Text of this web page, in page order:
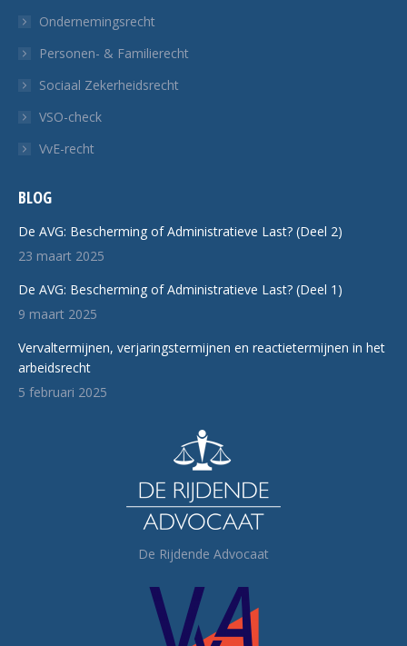
Ondernemingsrecht
Personen- & Familierecht
Sociaal Zekerheidsrecht
VSO-check
VvE-recht
BLOG
De AVG: Bescherming of Administratieve Last? (Deel 2)
23 maart 2025
De AVG: Bescherming of Administratieve Last? (Deel 1)
9 maart 2025
Vervaltermijnen, verjaringstermijnen en reactietermijnen in het
arbeidsrecht
5 februari 2025
De Rijdende Advocaat